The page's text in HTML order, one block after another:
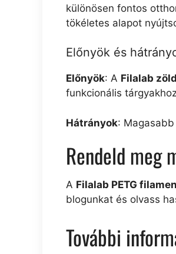
különösen fontos
tökéletes alapot
Előnyök és
Előnyök: A Filalab
funkcionális
Hátrányok:
Rendeld meg
A Filalab PETG
blogunkat és olvass
További